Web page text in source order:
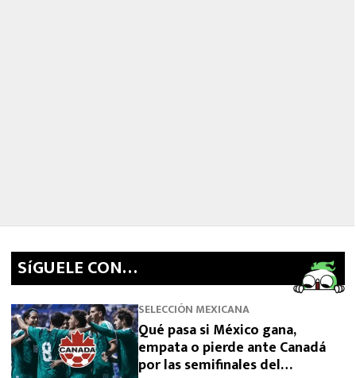
SíGUELE CON…
SELECCIÓN MEXICANA
Qué pasa si México gana,
empata o pierde ante Canadá
por las semifinales del